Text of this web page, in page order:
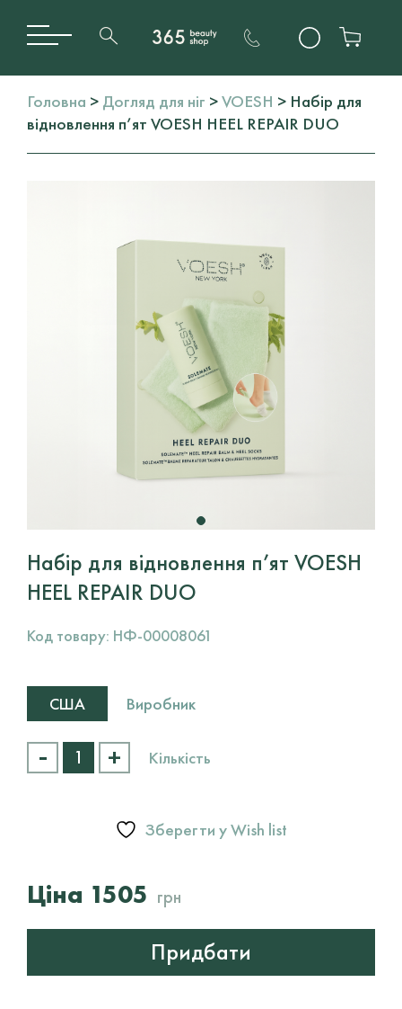
Головна > Догляд для ніг >VOESH > Набір для
відновлення п’ят VOESH HEEL REPAIR DUO
Набір для відновлення п’ят VOESH
HEEL REPAIR DUO
Код товару: НФ-00008061
США Виробник
-
Набір
для
кількість
+ Кількість
Зберегти у Wish list
1505 грн
Придбати